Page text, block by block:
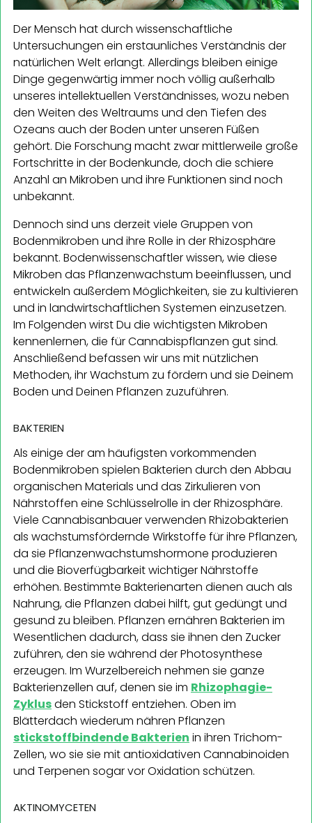
Der Mensch hat durch wissenschaftliche
Untersuchungen ein erstaunliches Verständnis der
natürlichen Welt erlangt. Allerdings bleiben einige
Dinge gegenwärtig immer noch völlig außerhalb
unseres intellektuellen Verständnisses, wozu neben
den Weiten des Weltraums und den Tiefen des
Ozeans auch der Boden unter unseren Füßen
gehört. Die Forschung macht zwar mittlerweile große
Fortschritte in der Bodenkunde, doch die schiere
Anzahl an Mikroben und ihre Funktionen sind noch
unbekannt.
Dennoch sind uns derzeit viele Gruppen von
Bodenmikroben und ihre Rolle in der Rhizosphäre
bekannt. Bodenwissenschaftler wissen, wie diese
Mikroben das Pflanzenwachstum beeinflussen, und
entwickeln außerdem Möglichkeiten, sie zu kultivieren
und in landwirtschaftlichen Systemen einzusetzen.
Im Folgenden wirst Du die wichtigsten Mikroben
kennenlernen, die für Cannabispflanzen gut sind.
Anschließend befassen wir uns mit nützlichen
Methoden, ihr Wachstum zu fördern und sie Deinem
Boden und Deinen Pflanzen zuzuführen.
BAKTERIEN
Als einige der am häufigsten vorkommenden
Bodenmikroben spielen Bakterien durch den Abbau
organischen Materials und das Zirkulieren von
Nährstoffen eine Schlüsselrolle in der Rhizosphäre.
Viele Cannabisanbauer verwenden Rhizobakterien
als wachstumsfördernde Wirkstoffe für ihre Pflanzen,
da sie Pflanzenwachstumshormone produzieren
und die Bioverfügbarkeit wichtiger Nährstoffe
erhöhen. Bestimmte Bakterienarten dienen auch als
Nahrung, die Pflanzen dabei hilft, gut gedüngt und
gesund zu bleiben. Pflanzen ernähren Bakterien im
Wesentlichen dadurch, dass sie ihnen den Zucker
zuführen, den sie während der Photosynthese
erzeugen. Im Wurzelbereich nehmen sie ganze
Bakterienzellen auf, denen sie im Rhizophagie-
Zyklusden Stickstoff entziehen. Oben im
Blätterdach wiederum nähren Pflanzen
stickstoffbindende Bakterien in ihren Trichom-
Zellen, wo sie sie mit antioxidativen Cannabinoiden
und Terpenen sogar vor Oxidation schützen.
AKTINOMYCETEN